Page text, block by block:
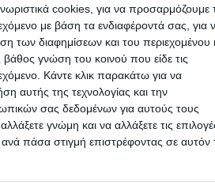
cookies, για να προσαρμόζουμε
με βάση τα ενδιαφέροντά σας, για
των διαφημίσεων και του περιεχομένου
γνώση του κοινού που είδε τις
Κάντε κλικ παρακάτω για να
αυτής της τεχνολογίας και την
σας δεδομένων για αυτούς τους
γνώμη και να αλλάξετε τις
πάσα στιγμή επιστρέφοντας σε αυτόν
app uses one or more Google